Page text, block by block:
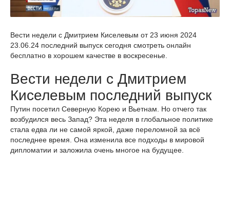
Вести недели с Дмитрием Киселевым от 23 июня 2024
23.06.24 последний выпуск сегодня смотреть онлайн
бесплатно в хорошем качестве в воскресенье.
Вести недели с Дмитрием
Киселевым последний выпуск
Путин посетил Северную Корею и Вьетнам. Но отчего так
возбудился весь Запад? Эта неделя в глобальное политике
стала едва ли не самой яркой, даже переломной за всё
последнее время. Она изменила все подходы в мировой
дипломатии и заложила очень многое на будущее.